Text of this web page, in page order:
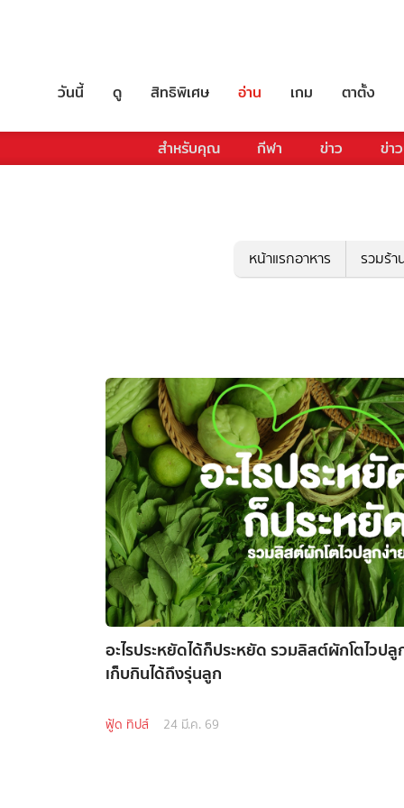
วันนี้ ดู สิทธิพิเศษ อ่าน เกม ตาตั้ง
สำหรับคุณ กีฬา ข่าว ข่า
หน้าแรกอาหาร รวมร้า
อะไรประหยัดได้ก็ประหยัด รวมลิสต์ผักโตไวป
เก็บกินได้ถึงรุ่นลูก
ฟู้ด ทิปส์ 24 มี.ค. 69